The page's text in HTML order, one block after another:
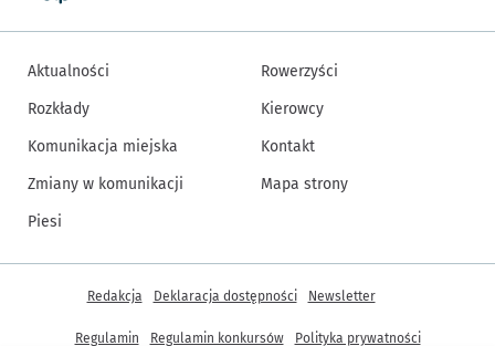
Aktualności
Rozkłady
Komunikacja miejska
Zmiany w komunikacji
Piesi
Rowerzyści
Kierowcy
Kontakt
Mapa strony
Inne informacje
Redakcja Deklaracja dostępności Newsletter
Regulamin Regulamin konkursów Polityka prywatności